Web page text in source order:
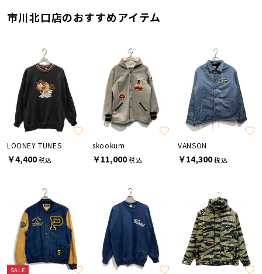
市川北口店のおすすめアイテム
LOONEY TUNES
￥4,400税込
skookum
￥11,000税込
VANSON
￥14,300税込
SALE